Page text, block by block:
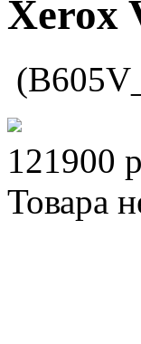
Xerox
121900
Товара